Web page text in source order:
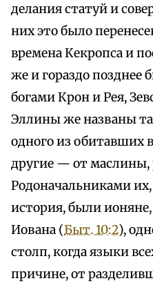
делания статуй и
них это было
времена Кекропса и
же и гораздо позднее
богами Крон и Рея,
Эллины же названы
одного из обитавших
другие — от
Родоначальниками
история, были
Иована (Быт. 10:2),
столп, когда языки
причине, от